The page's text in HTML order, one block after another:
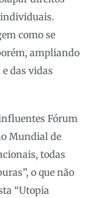
como se
ampliando
das vidas
Fórum
Mundial de
todas
o que não
“Utopia